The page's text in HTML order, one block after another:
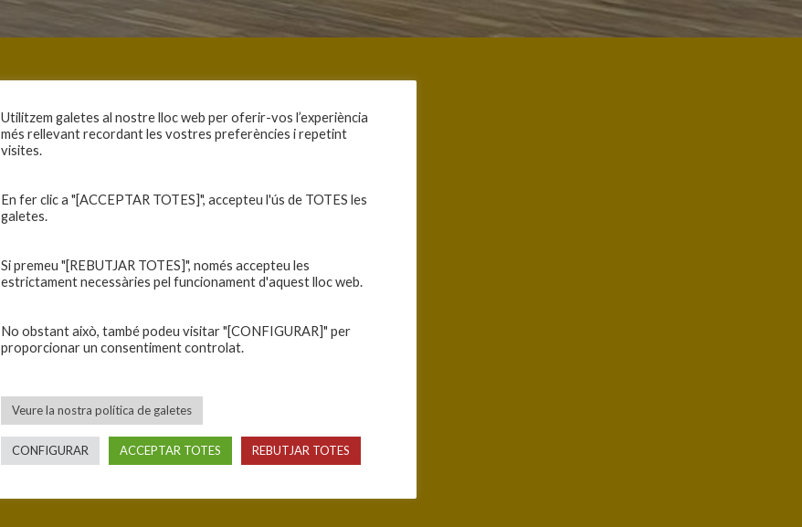
Utilitzem galetes al nostre lloc web per oferir-vos l’experiència
més rellevant recordant les vostres preferències i repetint
visites.
En fer clic a "[ACCEPTAR TOTES]", accepteu l'ús de TOTES les
galetes.
Si premeu "[REBUTJAR TOTES]", només accepteu les
estrictament necessàries pel funcionament d'aquest lloc web.
No obstant això, també podeu visitar "[CONFIGURAR]" per
proporcionar un consentiment controlat.
Veure la nostra política de galetes
CONFIGURAR ACCEPTAR TOTES REBUTJAR TOTES